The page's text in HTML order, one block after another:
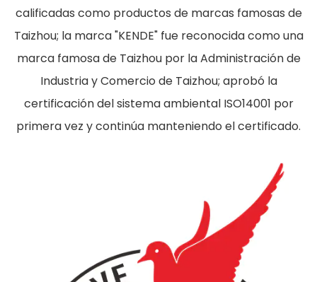
calificadas como productos de marcas famosas de
Taizhou; la marca "KENDE" fue reconocida como una
marca famosa de Taizhou por la Administración de
Industria y Comercio de Taizhou; aprobó la
certificación del sistema ambiental ISO14001 por
primera vez y continúa manteniendo el certificado.